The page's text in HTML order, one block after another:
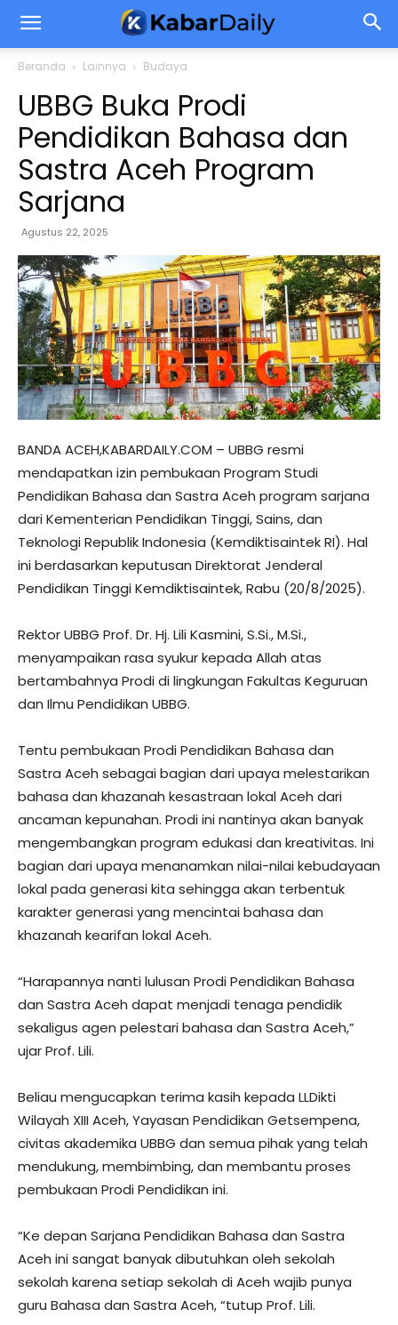
Beranda Lainnya Budaya
UBBG Buka Prodi
Pendidikan Bahasa dan
Sastra Aceh Program
Sarjana
Agustus 22, 2025
BANDA ACEH,KABARDAILY.COM – UBBG resmi
mendapatkan izin pembukaan Program Studi
Pendidikan Bahasa dan Sastra Aceh program sarjana
dari Kementerian Pendidikan Tinggi, Sains, dan
Teknologi Republik Indonesia (Kemdiktisaintek RI). Hal
ini berdasarkan keputusan Direktorat Jenderal
Pendidikan Tinggi Kemdiktisaintek, Rabu (20/8/2025).
Rektor UBBG Prof. Dr. Hj. Lili Kasmini, S.Si., M.Si.,
menyampaikan rasa syukur kepada Allah atas
bertambahnya Prodi di lingkungan Fakultas Keguruan
dan Ilmu Pendidikan UBBG.
Tentu pembukaan Prodi Pendidikan Bahasa dan
Sastra Aceh sebagai bagian dari upaya melestarikan
bahasa dan khazanah kesastraan lokal Aceh dari
ancaman kepunahan. Prodi ini nantinya akan banyak
mengembangkan program edukasi dan kreativitas. Ini
bagian dari upaya menanamkan nilai-nilai kebudayaan
lokal pada generasi kita sehingga akan terbentuk
karakter generasi yang mencintai bahasa dan
khazanah kearifan lokal Aceh.
“Harapannya nanti lulusan Prodi Pendidikan Bahasa
dan Sastra Aceh dapat menjadi tenaga pendidik
sekaligus agen pelestari bahasa dan Sastra Aceh,”
ujar Prof. Lili.
Beliau mengucapkan terima kasih kepada LLDikti
Wilayah XIII Aceh, Yayasan Pendidikan Getsempena,
civitas akademika UBBG dan semua pihak yang telah
mendukung, membimbing, dan membantu proses
pembukaan Prodi Pendidikan ini.
“Ke depan Sarjana Pendidikan Bahasa dan Sastra
Aceh ini sangat banyak dibutuhkan oleh sekolah
sekolah karena setiap sekolah di Aceh wajib punya
guru Bahasa dan Sastra Aceh, “tutup Prof. Lili.